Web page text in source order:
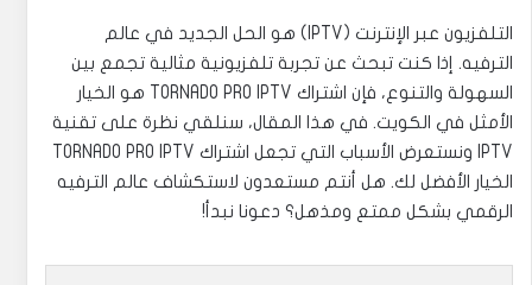
التلفزيون عبر الإنترنت (IPTV) هو الحل الجديد في عالم
الترفيه. إذا كنت تبحث عن تجربة تلفزيونية مثالية تجمع بين
السهولة والتنوع، فإن اشتراك TORNADO PRO IPTV هو الخيار
الأمثل في الكويت. في هذا المقال، سنلقي نظرة على تقنية
IPTV ونستعرض الأسباب التي تجعل اشتراك TORNADO PRO IPTV
الخيار الأفضل لك. هل أنتم مستعدون لاستكشاف عالم الترفيه
الرقمي بشكل ممتع ومذهل؟ دعونا نبدأ!